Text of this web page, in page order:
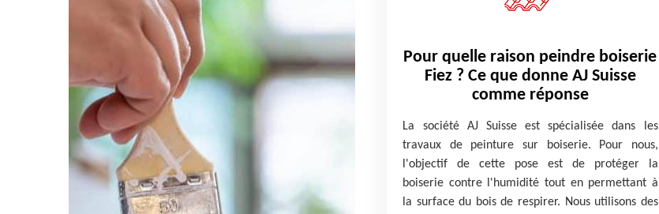
Pour quelle raison peindre boiserie
Fiez ? Ce que donne AJ Suisse
comme réponse
La société AJ Suisse est spécialisée dans les
travaux de peinture sur boiserie. Pour nous,
l'objectif de cette pose est de protéger la
boiserie contre l'humidité tout en permettant à
la surface du bois de respirer. Nous utilisons des